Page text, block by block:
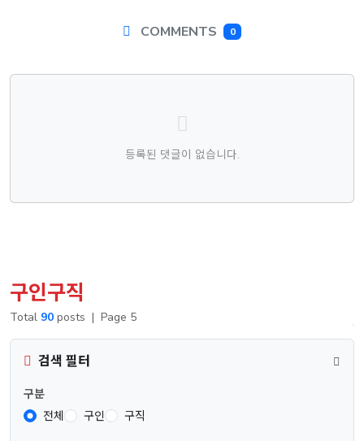
COMMENTS 0
댓글목록
등록된 댓글이 없습니다.
구인구직
Total 90 posts | Page 5
검색 필터
구분
전체
구인 구직